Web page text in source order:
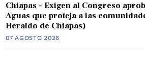
Chiapas – Exigen al Congreso
Aguas que proteja a las
Heraldo de Chiapas)
07 AGOSTO 2026